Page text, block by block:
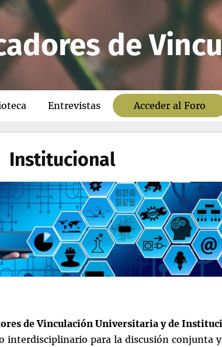
de
Entrevistas Acceder al Foro
Institucional
de Vinculación Universitaria y de
interdisciplinario para la discusión conjunta